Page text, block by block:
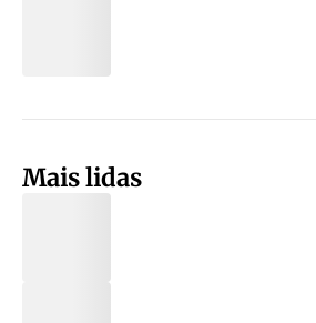
Mais lidas